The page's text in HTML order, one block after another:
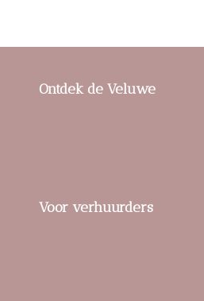
Ontdek de Veluwe
Voor verhuurders